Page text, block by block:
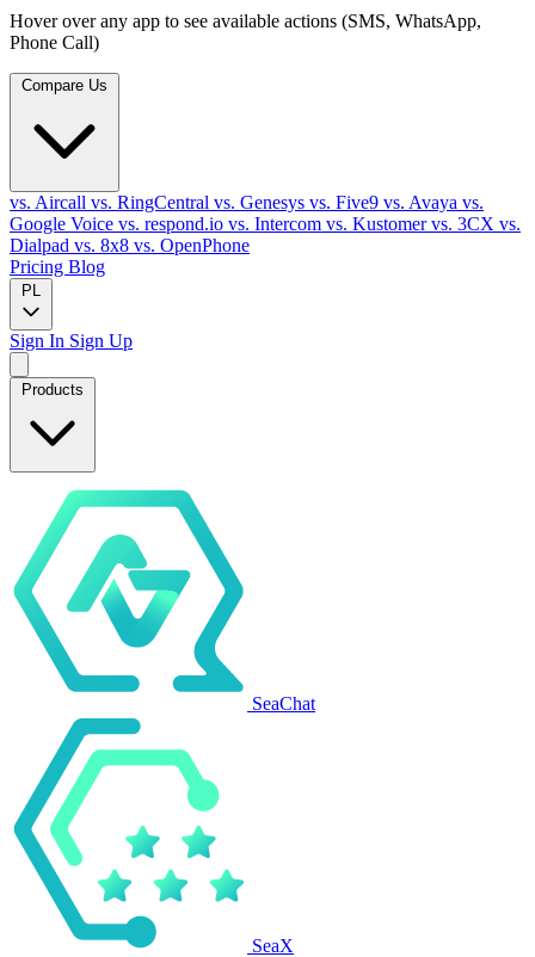
Hover over any app to see available actions (SMS, WhatsApp,
Phone Call)
vs. Aircall vs. RingCentral vs. Genesys vs. Five9 vs. Avaya vs.
Google Voice vs. respond.io vs. Intercom vs. Kustomervs. 3CX vs.
Dialpad vs. 8x8 vs. OpenPhone
Pricing Blog
PL
Sign In Sign Up
Products
SeaChat
SeaX